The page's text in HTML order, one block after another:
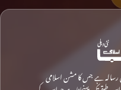
رسالہ ہے جس کا مشن اسلامی